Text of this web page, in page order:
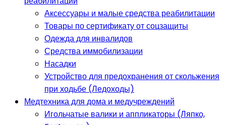
Аксессуары и малые средства реабилитации
Товары по сертификату от соцзащиты
Одежда для инвалидов
Средства иммобилизации
Насадки
Устройство для предохранения от скольжения
при ходьбе (Ледоходы)
Медтехника для дома и медучреждений
Игольчатые валики и аппликаторы (Ляпко,